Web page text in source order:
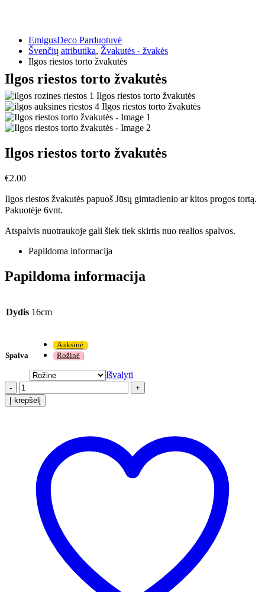
EmigusDeco Parduotuvė
Švenčių atributika, Žvakutės - žvakės
Ilgos riestos torto žvakutės
Ilgos riestos torto žvakutės
Ilgos riestos torto žvakutės
€2.00
Ilgos riestos žvakutės papuoš Jūsų gimtadienio ar kitos progos tortą.
Pakuotėje 6vnt.
Atspalvis nuotraukoje gali šiek tiek skirtis nuo realios spalvos.
Papildoma informacija
Papildoma informacija
Dydis 16cm
Spalva
Auksinė
Rožinė
Išvalyti
-
+
Į krepšelį